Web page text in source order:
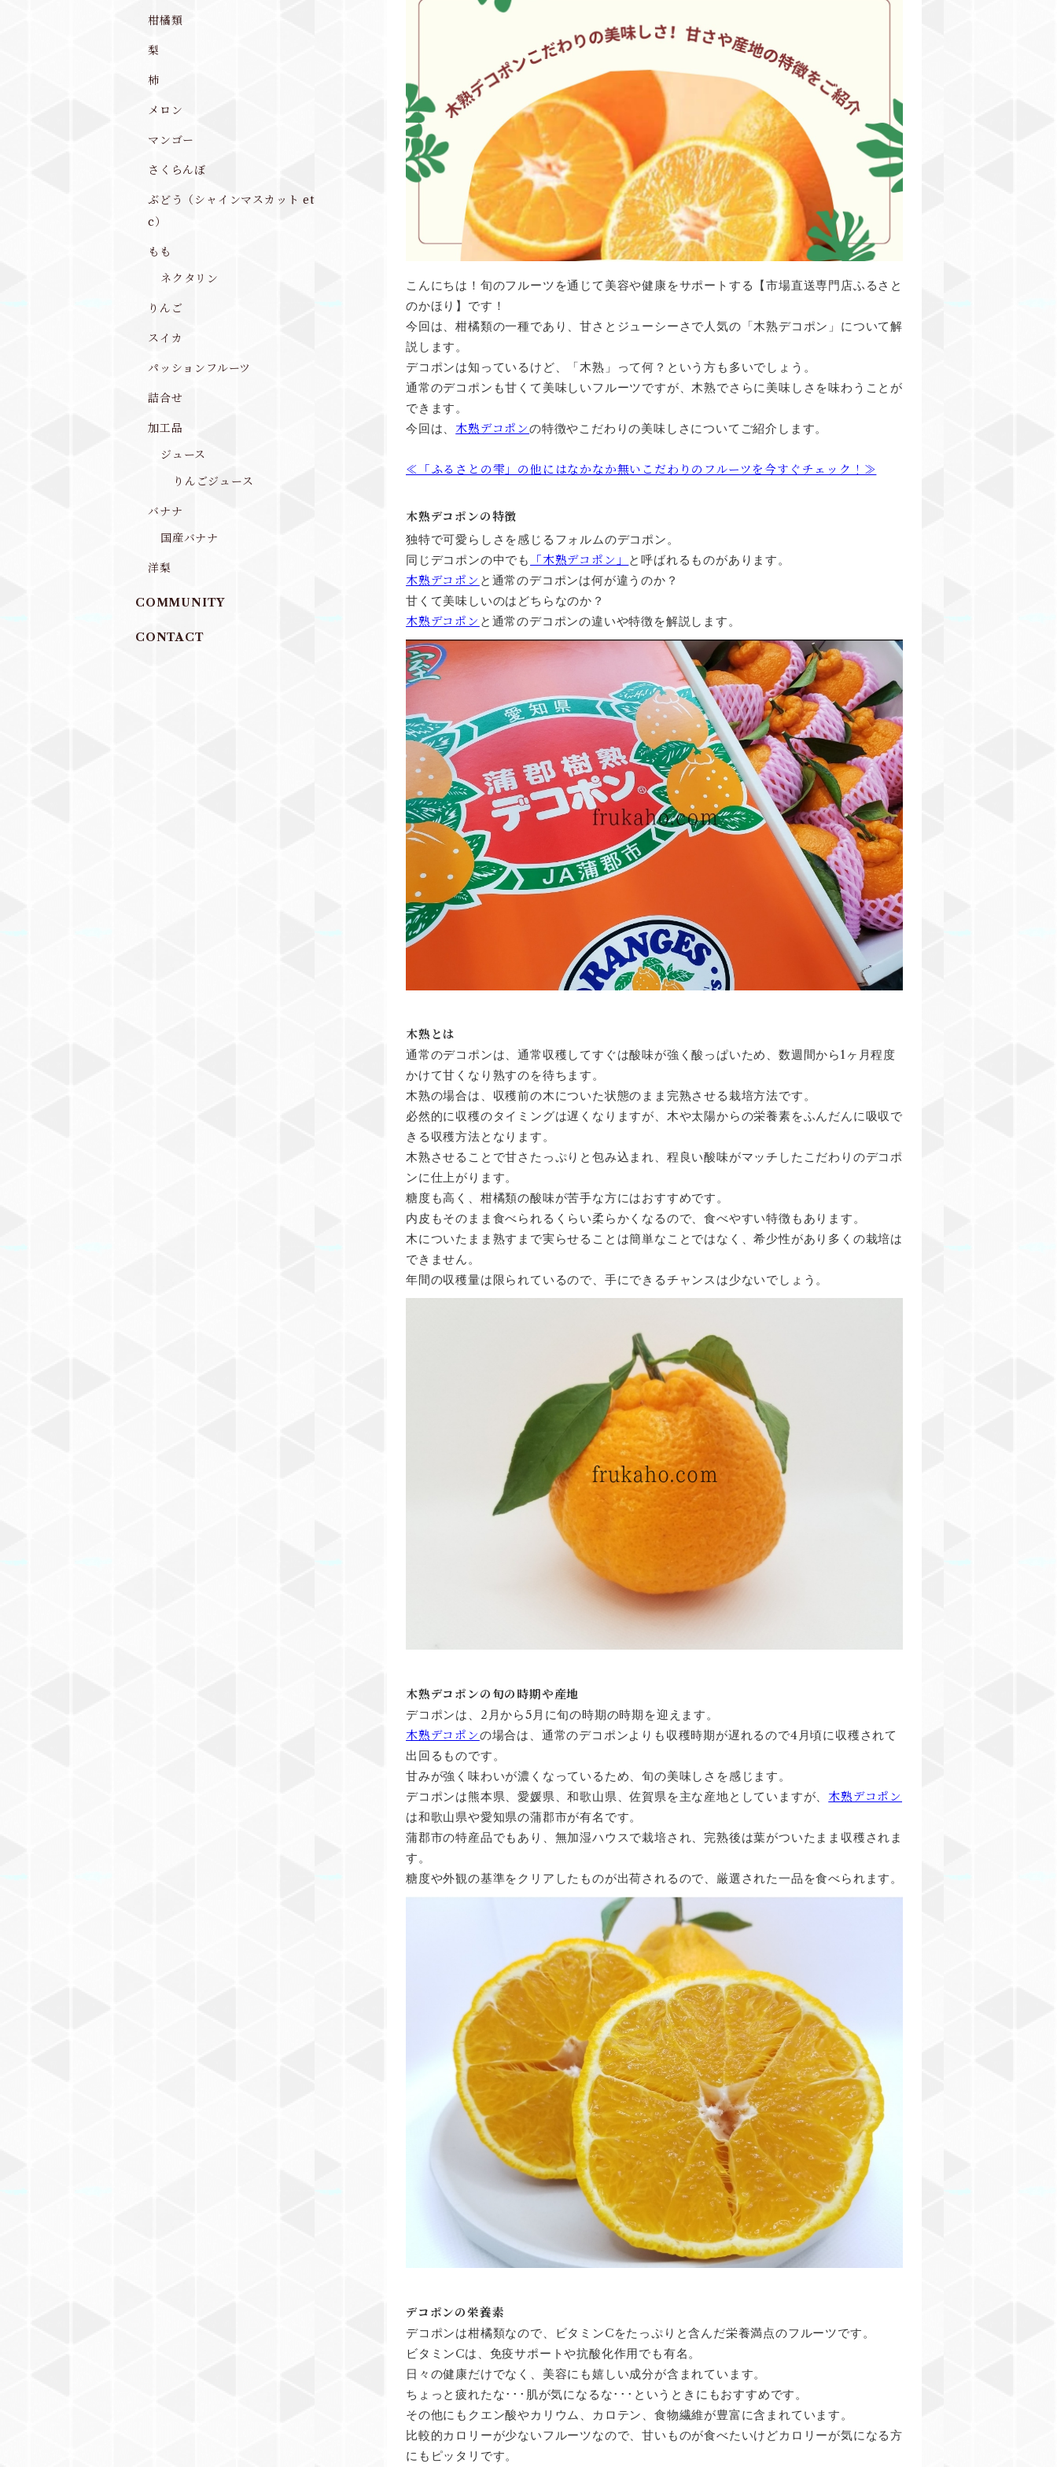
こんにちは！旬のフルーツを通じて美容や健康をサポートする【市場直送専門店ふるさと
のかほり】です！
今回は、柑橘類の一種であり、甘さとジューシーさで人気の「木熟デコポン」について解
説します。
デコポンは知っているけど、「木熟」って何？という方も多いでしょう。
通常のデコポンも甘くて美味しいフルーツですが、木熟でさらに美味しさを味わうことが
できます。
今回は、 木熟デコポンの特徴やこだわりの美味しさについてご紹介します。
≪「ふるさとの雫」の他にはなかなか無いこだわりのフルーツを今すぐチェック！≫
木熟デコポンの特徴
独特で可愛らしさを感じるフォルムのデコポン。
同じデコポンの中でも
「木熟デコポン」 と呼ばれるものがあります。
木熟デコポン と通常のデコポンは何が違うのか？
甘くて美味しいのはどちらなのか？
木熟デコポン と通常のデコポンの違いや特徴を解説します。
木熟とは
通常のデコポンは、通常収穫してすぐは酸味が強く酸っぱいため、数週間から1ヶ月程度
かけて甘くなり熟すのを待ちます。
木熟の場合は、収穫前の木についた状態のまま完熟させる栽培方法です。
必然的に収穫のタイミングは遅くなりますが、木や太陽からの栄養素をふんだんに吸収で
きる収穫方法となります。
木熟させることで甘さたっぷりと包み込まれ、程良い酸味がマッチしたこだわりのデコポ
ンに仕上がります。
糖度も高く、柑橘類の酸味が苦手な方にはおすすめです。
内皮もそのまま食べられるくらい柔らかくなるので、食べやすい特徴もあります。
木についたまま熟すまで実らせることは簡単なことではなく、希少性があり多くの栽培は
できません。
年間の収穫量は限られているので、手にできるチャンスは少ないでしょう。
木熟デコポンの旬の時期や産地
デコポンは、 2 月から5 月に旬の時期の時期を迎えます。
木熟デコポンの場合は、通常のデコポンよりも収穫時期が遅れるので4 月頃に収穫されて
出回るものです。
甘みが強く味わいが濃くなっているため、旬の美味しさを感じます。
デコポンは熊本県、愛媛県、和歌山県、佐賀県を主な産地としていますが、 木熟デコポン
は和歌山県や愛知県の蒲郡市が有名です。
蒲郡市の特産品でもあり、無加湿ハウスで栽培され、完熟後は葉がついたまま収穫されま
す。
糖度や外観の基準をクリアしたものが出荷されるので、厳選された一品を食べられます。
デコポンの栄養素
デコポンは柑橘類なので、ビタミンCをたっぷりと含んだ栄養満点のフルーツです。
ビタミンCは、免疫サポートや抗酸化作用でも有名。
日々の健康だけでなく、美容にも嬉しい成分が含まれています。
ちょっと疲れたな･･･肌が気になるな･･･というときにもおすすめです。
その他にもクエン酸やカリウム、カロテン、食物繊維が豊富に含まれています。
比較的カロリーが少ないフルーツなので、甘いものが食べたいけどカロリーが気になる方
にもピッタリです。
柑橘類
梨
柿
メロン
マンゴー
さくらんぼ
ぶどう（シャインマスカット et
c）
もも
ネクタリン
りんご
スイカ
パッションフルーツ
詰合せ
加工品
ジュース
りんごジュース
バナナ
国産バナナ
洋梨
COMMUNITY
CONTACT